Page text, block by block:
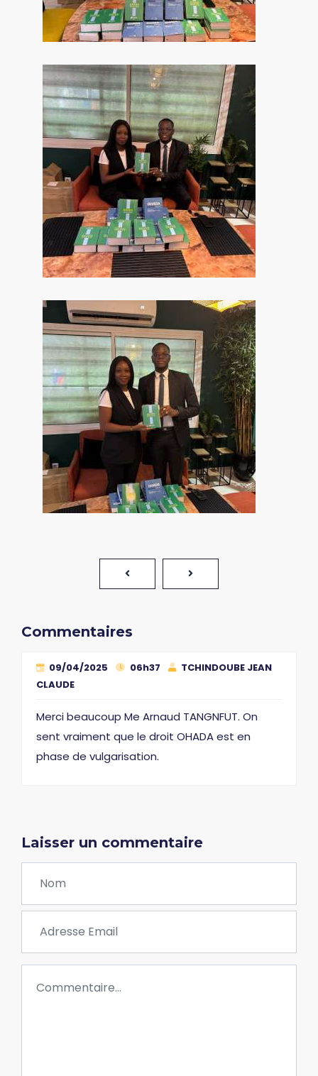
Commentaires
09/04/2025 06h37
TCHINDOUBE JEAN
CLAUDE
Merci beaucoup Me Arnaud TANGNFUT. On
sent vraiment que le droit OHADA est en
phase de vulgarisation.
Laisser un commentaire